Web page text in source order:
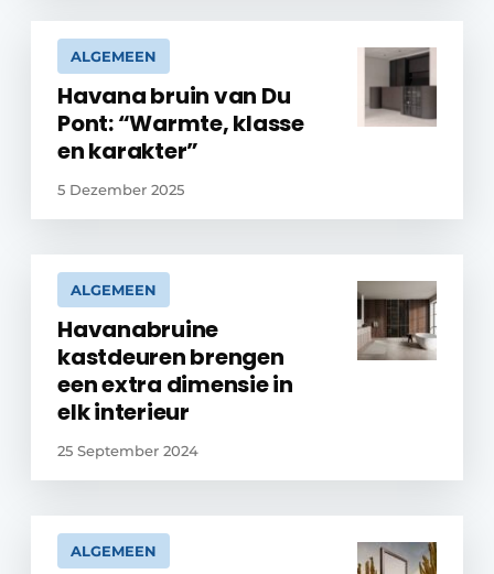
ALGEMEEN
Havana bruin van Du
Pont: “Warmte, klasse
en karakter”
5 Dezember 2025
ALGEMEEN
Havanabruine
kastdeuren brengen
een extra dimensie in
elk interieur
25 September 2024
ALGEMEEN